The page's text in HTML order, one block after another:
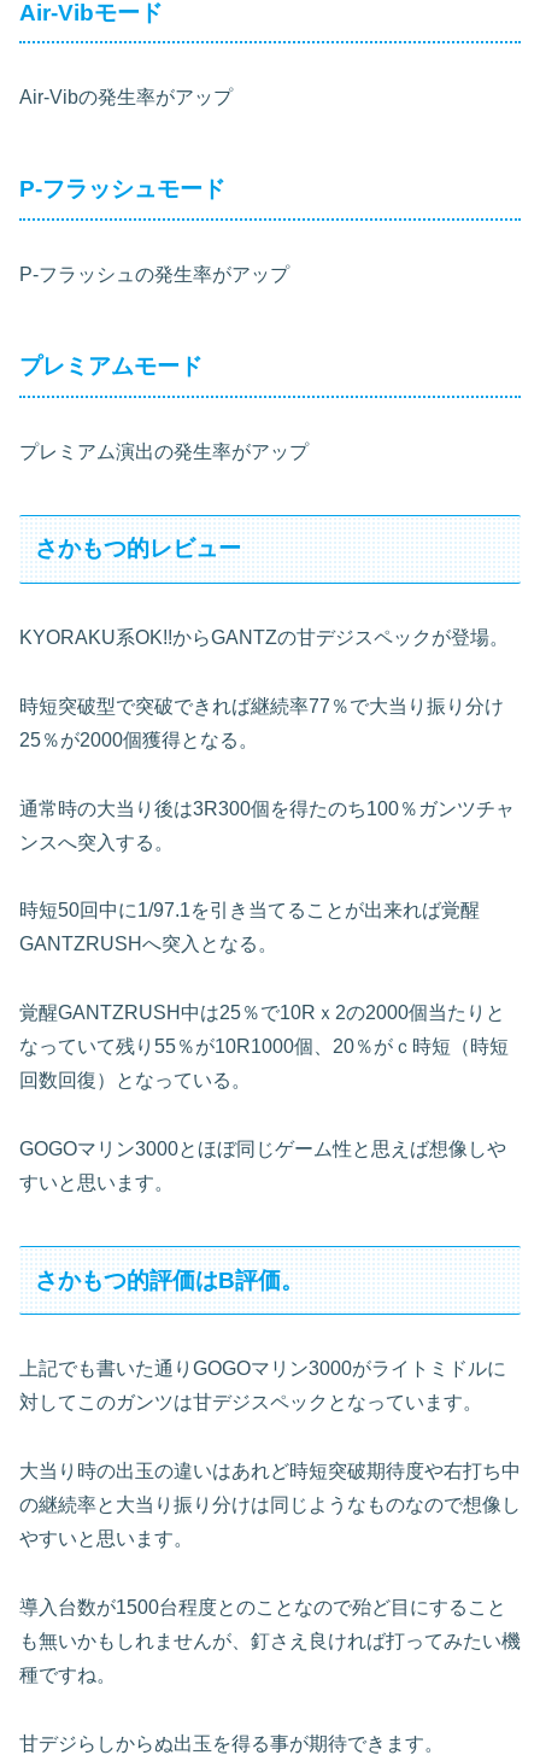
Air-Vibモード
Air-Vibの発生率がアップ
P-フラッシュモード
P-フラッシュの発生率がアップ
プレミアムモード
プレミアム演出の発生率がアップ
さかもつ的レビュー
KYORAKU系OK!!からGANTZの甘デジスペックが登場。
時短突破型で突破できれば継続率77％で大当り振り分け
25％が2000個獲得となる。
通常時の大当り後は3R300個を得たのち100％ガンツチャ
ンスへ突入する。
時短50回中に1/97.1を引き当てることが出来れば覚醒
GANTZRUSHへ突入となる。
覚醒GANTZRUSH中は25％で10Rｘ2の2000個当たりと
なっていて残り55％が10R1000個、20％がｃ時短（時短
回数回復）となっている。
GOGOマリン3000とほぼ同じゲーム性と思えば想像しや
すいと思います。
さかもつ的評価はB評価。
上記でも書いた通りGOGOマリン3000がライトミドルに
対してこのガンツは甘デジスペックとなっています。
大当り時の出玉の違いはあれど時短突破期待度や右打ち中
の継続率と大当り振り分けは同じようなものなので想像し
やすいと思います。
導入台数が1500台程度とのことなので殆ど目にすること
も無いかもしれませんが、釘さえ良ければ打ってみたい機
種ですね。
甘デジらしからぬ出玉を得る事が期待できます。